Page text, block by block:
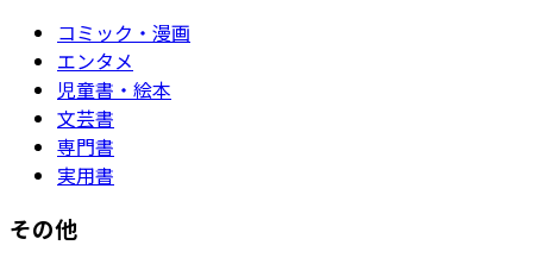
コミック・漫画
エンタメ
児童書・絵本
文芸書
専門書
実用書
その他